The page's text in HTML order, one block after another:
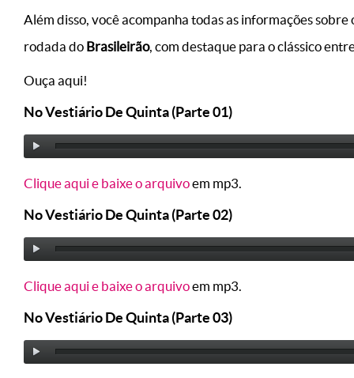
Além disso, você acompanha todas as informações
rodada do Brasileirão, com destaque para o clássico
Ouça aqui!
No Vestiário De Quinta (Parte 01)
Clique aqui e baixe o arquivoem mp3.
No Vestiário De Quinta (Parte 02)
Clique aqui e baixe o arquivoem mp3.
No Vestiário De Quinta (Parte 03)